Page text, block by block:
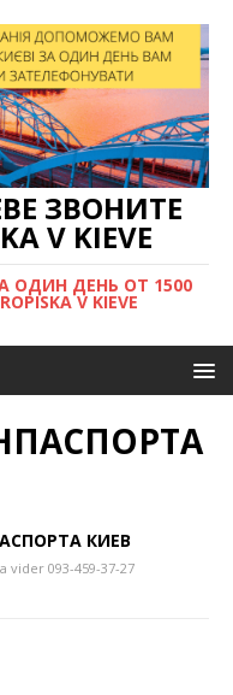
ЗВОНИТЕ
V KIEVE
ОДИН ДЕНЬ ОТ 1500
V KIEVE
КИЕВ
vider 093-459-37-27